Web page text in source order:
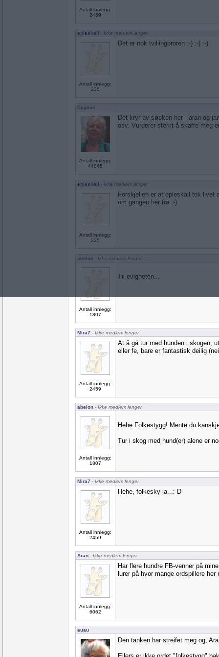
Antall innlegg:
2459
epleskall - Ikke medlem lenger
Antall innlegg:
235
Det er nok tvillingbroren :-) :-) :-)
Cygnus
Antall innlegg:
44845
Det kryr av søsken her - aran og
osv. Vurderer sterkt å skaffe meg
epleskall - Ikke medlem lenger
Antall innlegg:
235
Forskjellen er at epleskall tok livet
om gangen her fra ;-)
abelon - Ikke medlem lenger
Antall innlegg:
1807
Til evigheten...
Mira7 - Ikke medlem lenger
Antall innlegg:
2459
At å gå tur med hunden i skogen,
eller fe, bare er fantastisk deilig
abelon - Ikke medlem lenger
Antall innlegg:
1807
Hehe Folkestygg! Mente du
Tur i skog med hund(er) alene er
Mira7 - Ikke medlem lenger
Antall innlegg:
2459
Hehe, folkesky ja...:-D
Aran - Ikke medlem lenger
Antall innlegg:
6062
Har flere hundre FB-venner på
lurer på hvor mange ordspillere
auau
Den tanken har streifet meg og,